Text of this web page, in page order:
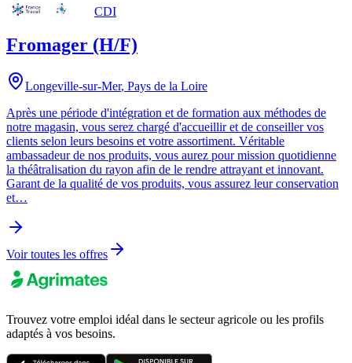
CDI
Fromager (H/F)
Longeville-sur-Mer, Pays de la Loire
Après une période d'intégration et de formation aux méthodes de
notre magasin, vous serez chargé d'accueillir et de conseiller vos
clients selon leurs besoins et votre assortiment. Véritable
ambassadeur de nos produits, vous aurez pour mission quotidienne
la théâtralisation du rayon afin de le rendre attrayant et innovant.
Garant de la qualité de vos produits, vous assurez leur conservation
et…
Voir toutes les offres
Trouvez votre emploi idéal dans le secteur agricole ou les profils
adaptés à vos besoins.